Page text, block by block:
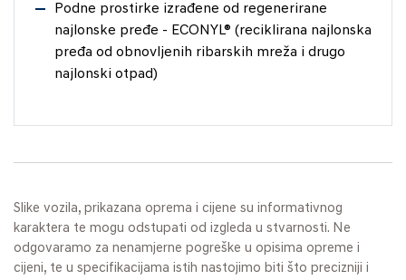
Podne prostirke izrađene od regenerirane
najlonske pređe - ECONYL® (reciklirana najlonska
pređa od obnovljenih ribarskih mreža i drugo
najlonski otpad)
Slike vozila, prikazana oprema i cijene su informativnog
karaktera te mogu odstupati od izgleda u stvarnosti. Ne
odgovaramo za nenamjerne pogreške u opisima opreme i
cijeni, te u specifikacijama istih nastojimo biti što precizniji i